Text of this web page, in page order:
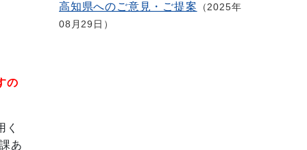
の
あ
高知県へのご意見・ご提案
2025年
08月29日